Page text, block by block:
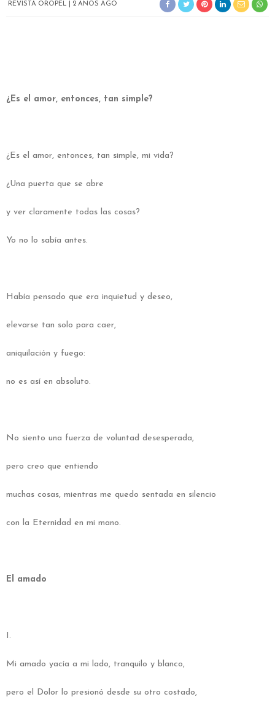
REVISTA OROPEL 2 AÑOS AGO
¿Es el amor, entonces, tan simple?
¿Es el amor, entonces, tan simple, mi vida?
¿Una puerta que se abre
y ver claramente todas las cosas?
Yo no lo sabía antes.
Había pensado que era inquietud y deseo,
elevarse tan solo para caer,
aniquilación y fuego:
no es así en absoluto.
No siento una fuerza de voluntad desesperada,
pero creo que entiendo
muchas cosas, mientras me quedo sentada en silencio
con la Eternidad en mi mano.
El amado
I.
Mi amado yacía a mi lado, tranquilo y blanco,
pero el Dolor lo presionó desde su otro costado,